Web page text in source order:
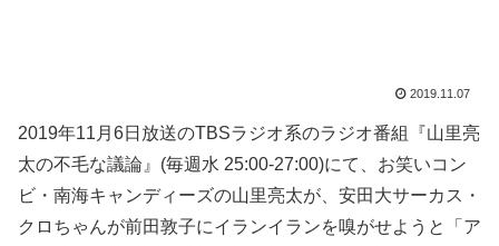
2019.11.07
2019年11月6日放送のTBSラジオ系のラジオ番組『山里亮
太の不毛な議論』(毎週水 25:00-27:00)にて、お笑いコン
ビ・南海キャンディーズの山里亮太が、安田大サーカス・
クロちゃんが前田敦子にイランイランを嗅がせようと「ア